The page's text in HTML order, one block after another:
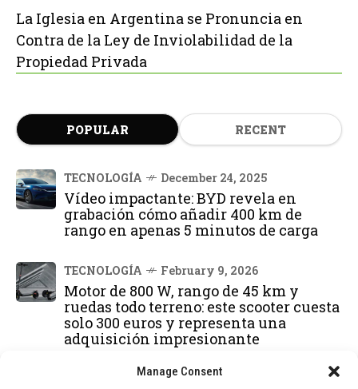
Manage Consent
La Iglesia en Argentina se Pronuncia en
Contra de la Ley de Inviolabilidad de la
Propiedad Privada
POPULAR RECENT
TECNOLOGÍA December 24, 2025
Vídeo impactante: BYD revela en
grabación cómo añadir 400 km de
rango en apenas 5 minutos de carga
TECNOLOGÍA February 9, 2026
Motor de 800 W, rango de 45 km y
ruedas todo terreno: este scooter cuesta
solo 300 euros y representa una
adquisición impresionante
December 24, 2025